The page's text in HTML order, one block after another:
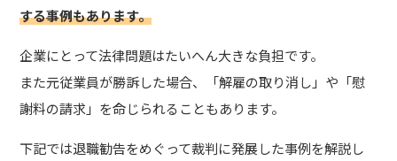
する事例もあります。
企業にとって法律問題はたいへん大きな負担です。
また元従業員が勝訴した場合、「解雇の取り消し」や「慰
謝料の請求」を命じられることもあります。
下記では退職勧告をめぐって裁判に発展した事例を解説し